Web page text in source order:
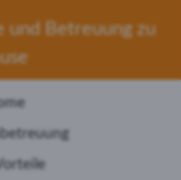
und Betreuung zu